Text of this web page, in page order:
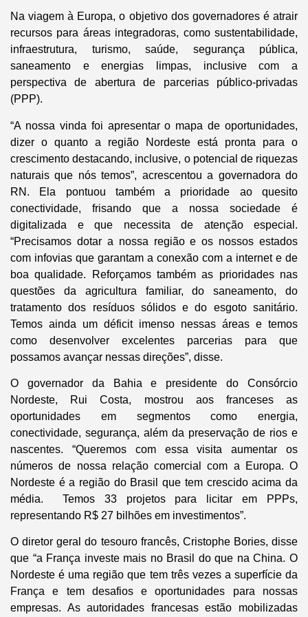
Na viagem à Europa, o objetivo dos governadores é atrair
recursos para áreas integradoras, como sustentabilidade,
infraestrutura, turismo, saúde, segurança pública,
saneamento e energias limpas, inclusive com a
perspectiva de abertura de parcerias público-privadas
(PPP).
“A nossa vinda foi apresentar o mapa de oportunidades,
dizer o quanto a região Nordeste está pronta para o
crescimento destacando, inclusive, o potencial de riquezas
naturais que nós temos”, acrescentou a governadora do
RN. Ela pontuou também a prioridade ao quesito
conectividade, frisando que a nossa sociedade é
digitalizada e que necessita de atenção especial.
“Precisamos dotar a nossa região e os nossos estados
com infovias que garantam a conexão com a internet e de
boa qualidade. Reforçamos também as prioridades nas
questões da agricultura familiar, do saneamento, do
tratamento dos resíduos sólidos e do esgoto sanitário.
Temos ainda um déficit imenso nessas áreas e temos
como desenvolver excelentes parcerias para que
possamos avançar nessas direções”, disse.
O governador da Bahia e presidente do Consórcio
Nordeste, Rui Costa, mostrou aos franceses as
oportunidades em segmentos como energia,
conectividade, segurança, além da preservação de rios e
nascentes. “Queremos com essa visita aumentar os
números de nossa relação comercial com a Europa. O
Nordeste é a região do Brasil que tem crescido acima da
média. Temos 33 projetos para licitar em PPPs,
representando R$ 27 bilhões em investimentos”.
O diretor geral do tesouro francês, Cristophe Bories, disse
que “a França investe mais no Brasil do que na China. O
Nordeste é uma região que tem três vezes a superfície da
França e tem desafios e oportunidades para nossas
empresas. As autoridades francesas estão mobilizadas